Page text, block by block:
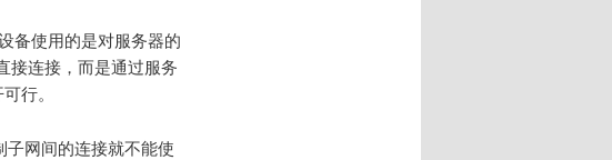
备使用的是对服务器的
接连接，而是通过服务
行。
网间的连接就不能使